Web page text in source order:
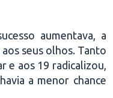
aumentava, a
seus olhos. Tanto
e aos 19 radicalizou,
a menor chance